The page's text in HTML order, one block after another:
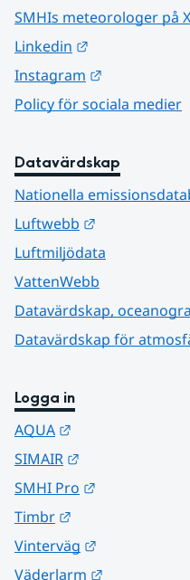
SMHIs meteorologer på X
Linkedin
Instagram
Policy för sociala medier
Datavärdskap
Nationella
Luftwebb
Luftmiljödata
VattenWebb
Datavärdskap,
Datavärdskap för
Logga in
AQUA
SIMAIR
SMHI Pro
Timbr
Vinterväg
Väderlarm